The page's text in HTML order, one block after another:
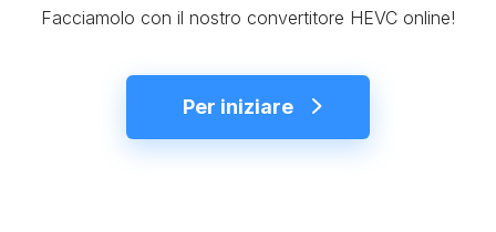
Facciamolo con il nostro convertitore HEVC online!
Per iniziare